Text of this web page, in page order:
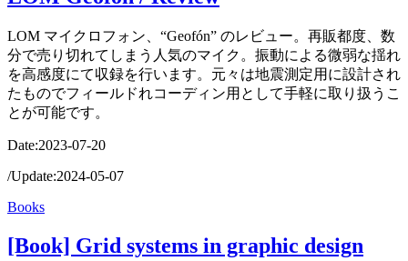
LOM マイクロフォン、“Geofón” のレビュー。再販都度、数
分で売り切れてしまう人気のマイク。振動による微弱な揺れ
を高感度にて収録を行います。元々は地震測定用に設計され
たものでフィールドれコーディン用として手軽に取り扱うこ
とが可能です。
Date:2023-07-20
/Update:2024-05-07
Books
[Book] Grid systems in graphic design